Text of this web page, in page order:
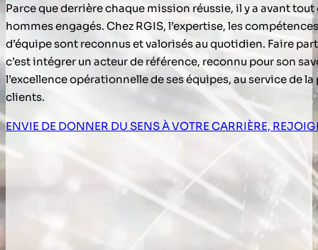
Parce que derrière chaque mission réussie, il y a avant
hommes engagés. Chez RGIS, l’expertise, les
d’équipe sont reconnus et valorisés au quotidien. Faire
c’est intégrer un acteur de référence, reconnu pour son
l’excellence opérationnelle de ses équipes, au service de
clients.
ENVIE DE DONNER DU SENS À VOTRE CARRIÈRE,